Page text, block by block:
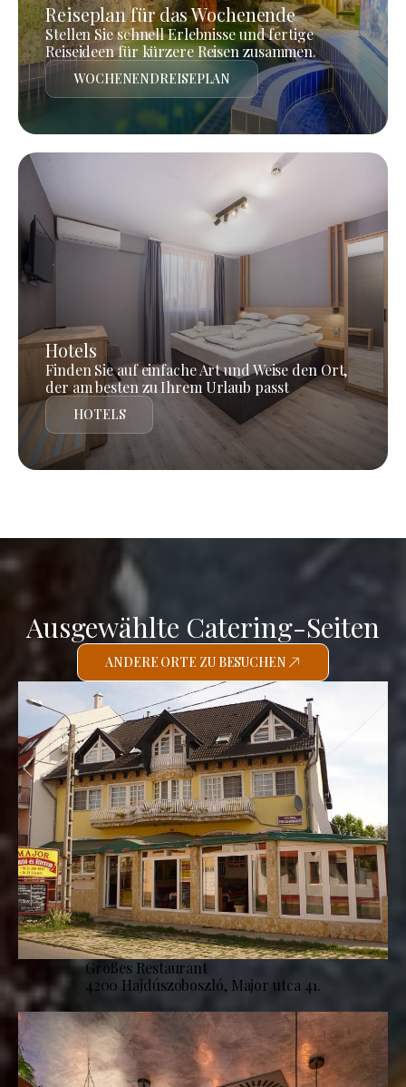
Reiseplan für das Wochenende
Stellen Sie schnell Erlebnisse und fertige
Reiseideen für kürzere Reisen zusammen.
WOCHENENDREISEPLAN
Hotels
Finden Sie auf einfache Art und Weise den Ort,
der am besten zu Ihrem Urlaub passt
HOTELS
Ausgewählte Catering-Seiten
ANDERE ORTE ZU BESUCHEN
Großes Restaurant
4200 Hajdúszoboszló, Major utca 41.